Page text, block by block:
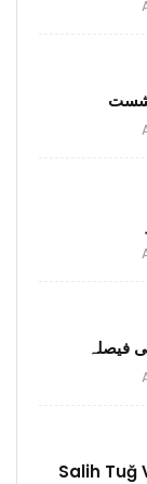
فیصلہ
Salih Tuğ